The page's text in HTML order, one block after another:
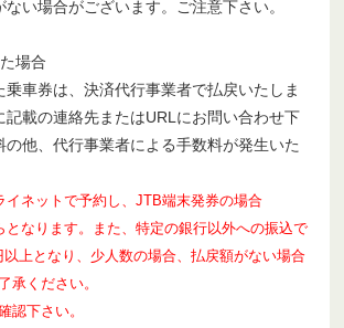
い場合がございます。ご注意下さい。
場合
乗車券は、決済代行事業者で払戻いたしま
記載の連絡先またはURLにお問い合わせ下
の他、代行事業者による手数料が発生いた
ネットで予約し、JTB端末発券の場合
となります。また、特定の銀行以外への振込で
以上となり、少人数の場合、払戻額がない場合
承ください。
認下さい。